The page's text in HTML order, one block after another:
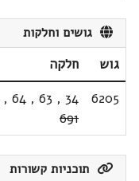
גושים וחלקות
גוש
חלקה
6205
34
,
63
,
64
,
691
תוכניות קשורות